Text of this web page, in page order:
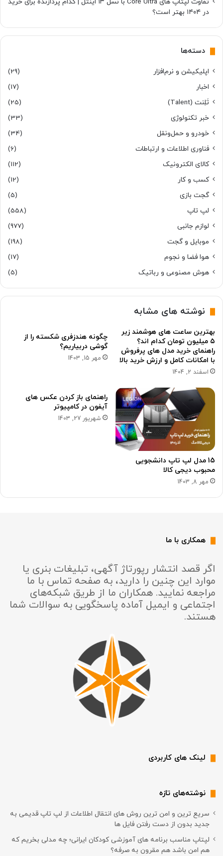
در ۱۴۰۴ بهتر است؟
دسته‌ها
اپلیکیشن و نرم‌افزار
(29)
اخبار
(17)
تَلِنت (Talent)
(25)
خبر تکنولوژی
(33)
خودرو و حمل‌و‌نقل
(34)
فناوری اطلاعات و ارتباطات
(6)
کالای الکترونیک
(112)
کسب و کار
(12)
گجت بازی
(5)
لپ تاپ
(558)
لوازم جانبی
(977)
موبایل و گجت
(198)
هوا فضا و نجوم
(17)
هوش مصنوعی و رباتیک
(5)
نوشته های مشابه
بهترین ساعت های هوشمند زیر
۵ میلیون تومان کدام اند؟
راهنمای خرید مدل های پرفروش
با امکانات کامل و ارزش خرید بالا
اسفند 2, 1404
چگونه هندزفری شکسته را از
گوشی دربیاریم؟
مهر 15, 1403
15 مدل لپ تاپ دانشجویی
محبوب دیجی کالا
مهر 8, 1403
راهنمای باز کردن عکس های
آیفون در کامپیوتر
شهریور 27, 1403
همکاری با ما
اگر قصد انتشار رپورتاژ آگهی، تبلیغات بنری یا
موارد این چنین را دارید، به صفحه تماس با ما
مراجعه نمایید. همکاران ما از طریق شبکه‌های
اجتماعی و ایمیل آماده پاسخگویی به سوالات شما
هستند.
لینک های کاربردی
نوشته‌های تازه
سریع ترین و امن ترین روش های انتقال اطلاعات از لپ تاپ قدیمی به
جدید بدون از دست رفتن فایل ها
لپتاپ مناسب برنامه های آموزشی کودکان ایرانی؛ چه مدلی بخریم که
هم امن باشد هم مقرون به صرفه؟